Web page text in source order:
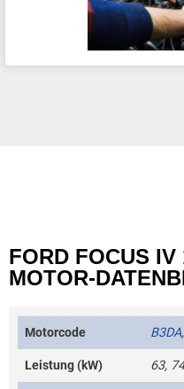
FORD FOCUS
MOTOR-
Motorcode B3DA,
Leistung (kW) 63,